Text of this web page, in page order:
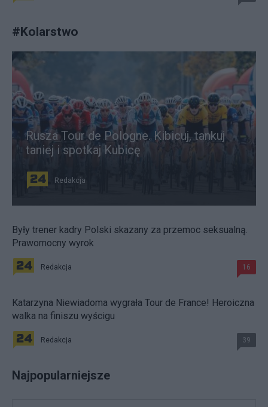
#Kolarstwo
Rusza Tour de Pologne. Kibicuj, tankuj
taniej i spotkaj Kubicę
Redakcja
Były trener kadry Polski skazany za przemoc seksualną.
Prawomocny wyrok
Redakcja 16
Katarzyna Niewiadoma wygrała Tour de France! Heroiczna
walka na finiszu wyścigu
Redakcja 39
Najpopularniejsze